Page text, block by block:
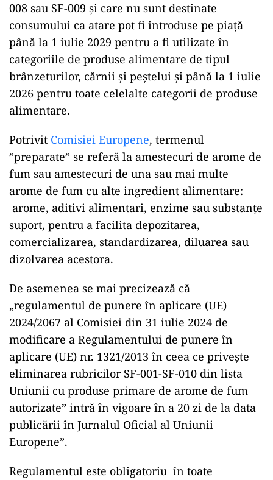
008 sau SF-009 și care nu sunt destinate
consumului ca atare pot fi introduse pe piață
până la 1 iulie 2029 pentru a fi utilizate în
categoriile de produse alimentare de tipul
brânzeturilor, cărnii și peștelui și până la 1 iulie
2026 pentru toate celelalte categorii de produse
alimentare.
Potrivit Comisiei Europene, termenul
”preparate” se referă la amestecuri de arome de
fum sau amestecuri de una sau mai multe
arome de fum cu alte ingredient alimentare:
arome, aditivi alimentari, enzime sau substanțe
suport, pentru a facilita depozitarea,
comercializarea, standardizarea, diluarea sau
dizolvarea acestora.
De asemenea se mai precizează că
„regulamentul de punere în aplicare (UE)
2024/2067 al Comisiei din 31 iulie 2024 de
modificare a Regulamentului de punere în
aplicare (UE) nr. 1321/2013 în ceea ce privește
eliminarea rubricilor SF-001-SF-010 din lista
Uniunii cu produse primare de arome de fum
autorizate” intră în vigoare în a 20 zi de la data
publicării în Jurnalul Oficial al Uniunii
Europene”.
Regulamentul este obligatoriu în toate